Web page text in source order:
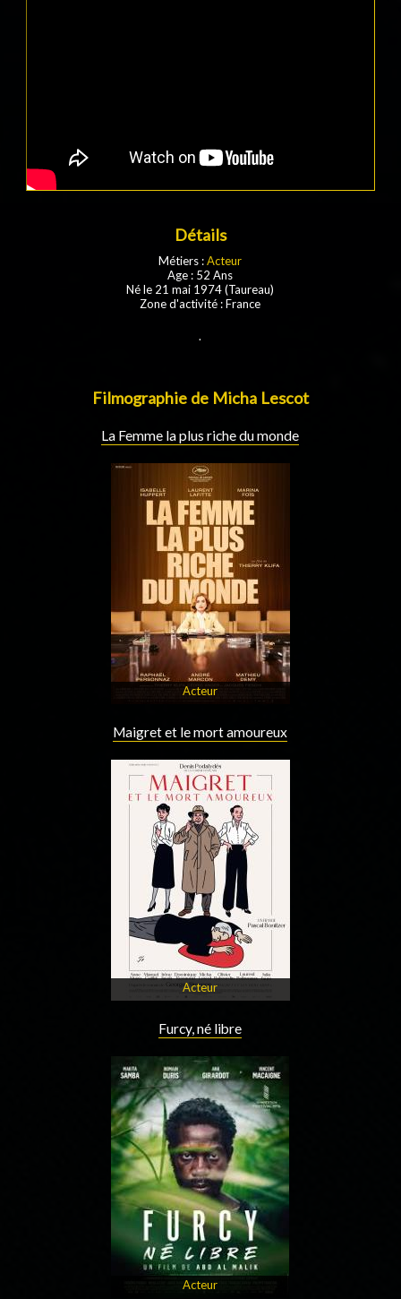
Détails
Métiers :Acteur
Age : 52 Ans
Né le 21 mai 1974 (Taureau)
Zone d'activité : France
.
Filmographie de Micha Lescot
La Femme la plus riche du monde
Acteur
Maigret et le mort amoureux
Acteur
Furcy, né libre
Acteur